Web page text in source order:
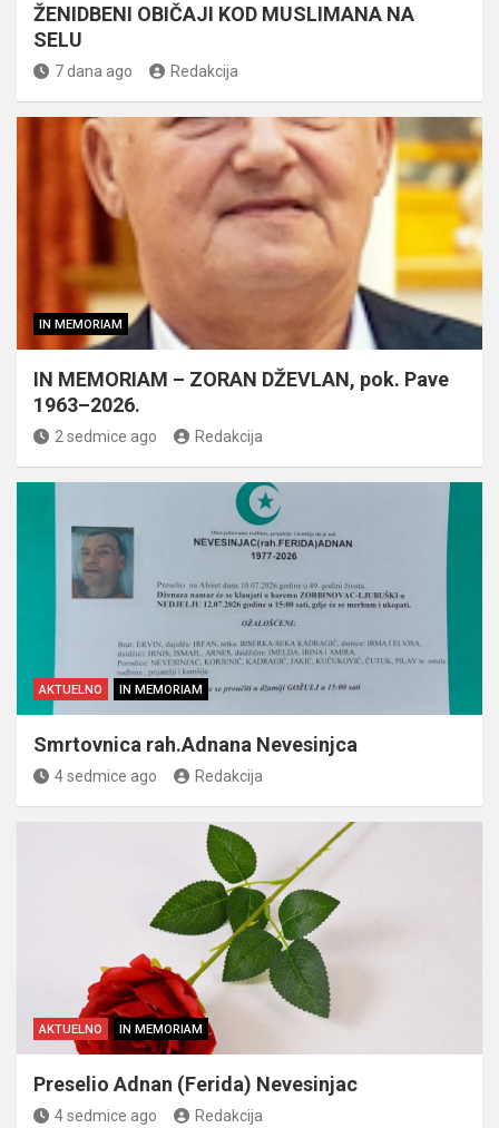
ŽENIDBENI OBIČAJI KOD MUSLIMANA NA
SELU
7 dana ago Redakcija
IN MEMORIAM
IN MEMORIAM – ZORAN DŽEVLAN, pok. Pave
1963–2026.
2 sedmice ago Redakcija
AKTUELNO IN MEMORIAM
Smrtovnica rah.Adnana Nevesinjca
4 sedmice ago Redakcija
AKTUELNO IN MEMORIAM
Preselio Adnan (Ferida) Nevesinjac
4 sedmice ago Redakcija